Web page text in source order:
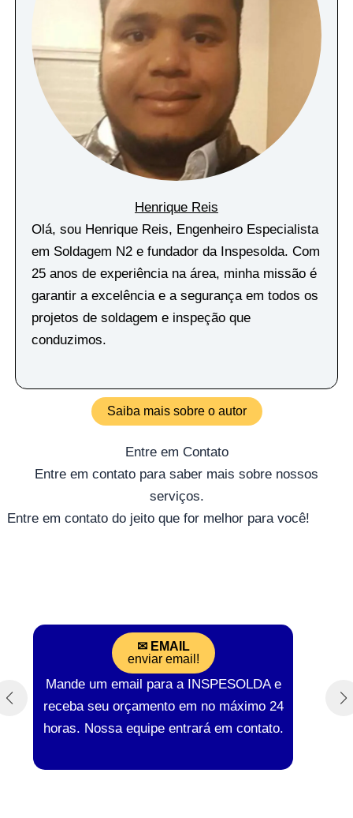
Henrique Reis
Olá, sou Henrique Reis, Engenheiro Especialista
em Soldagem N2 e fundador da Inspesolda. Com
25 anos de experiência na área, minha missão é
garantir a excelência e a segurança em todos os
projetos de soldagem e inspeção que
conduzimos.
Saiba mais sobre o autor
Entre em Contato
Entre em contato para saber mais sobre nossos
serviços.
Entre em contato do jeito que for melhor para você!
✉ EMAIL
enviar email!
Mande um email para a INSPESOLDA e
receba seu orçamento em no máximo 24
horas. Nossa equipe entrará em contato.